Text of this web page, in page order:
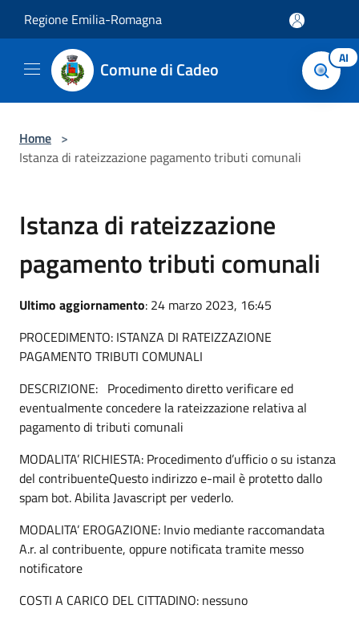
Regione Emilia-Romagna
Comune di Cadeo AI
Home >
Istanza di rateizzazione pagamento tributi comunali
Istanza di rateizzazione
pagamento tributi comunali
Ultimo aggiornamento: 24 marzo 2023, 16:45
PROCEDIMENTO: ISTANZA DI RATEIZZAZIONE
PAGAMENTO TRIBUTI COMUNALI
DESCRIZIONE: Procedimento diretto verificare ed
eventualmente concedere la rateizzazione relativa al
pagamento di tributi comunali
MODALITA’ RICHIESTA: Procedimento d’ufficio o su istanza
del contribuenteQuesto indirizzo e-mail è protetto dallo
spam bot. Abilita Javascript per vederlo.
MODALITA’ EROGAZIONE: Invio mediante raccomandata
A.r. al contribuente, oppure notificata tramite messo
notificatore
COSTI A CARICO DEL CITTADINO: nessuno